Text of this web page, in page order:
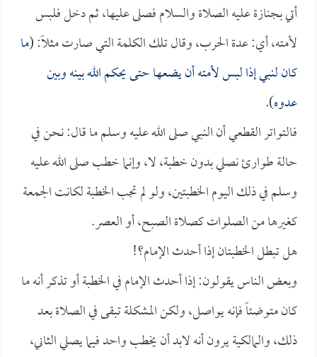
أتي بجنازة عليه الصلاة والسلام فصلى عليها، ثم دخل فلبس
لأمته، أي: عدة الحرب، وقال تلك الكلمة التي صارت مثلاً: (ما
كان لنبي إذا لبس لأمته أن يضعها حتى يحكم الله بينه وبين
عدوه).
فالتواتر القطعي أن النبي صلى الله عليه وسلم ما قال: نحن في
حالة طوارئ نصلي بدون خطبة، لا، وإنما خطب صلى الله عليه
وسلم في ذلك اليوم الخطبتين، ولو لم تجب الخطبة لكانت الجمعة
كغيرها من الصلوات كصلاة الصبح، أو العصر.
هل تبطل الخطبتان إذا أحدث الإمام؟!
وبعض الناس يقولون: إذا أحدث الإمام في الخطبة أو تذكر أنه ما
كان متوضئاً فإنه يواصل، ولكن المشكلة تبقى في الصلاة بعد
ذلك، والمالكية يرون أنه لابد أن يخطب واحد فيما يصلي الثاني،